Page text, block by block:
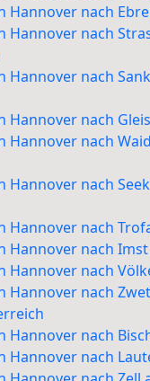
Hannover nach
Hannover nach
Hannover nach
Hannover nach
Hannover nach
Hannover nach
Hannover nach
Hannover nach Imst
Hannover nach
Hannover nach
Hannover nach
Hannover nach